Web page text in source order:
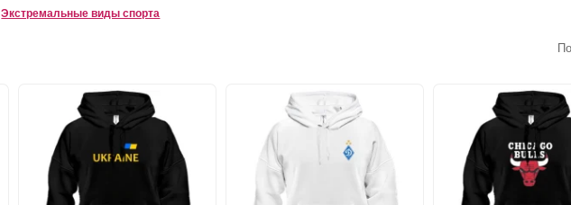
Экстремальные виды спорта